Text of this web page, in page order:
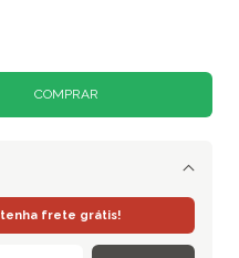
tenha frete grátis!